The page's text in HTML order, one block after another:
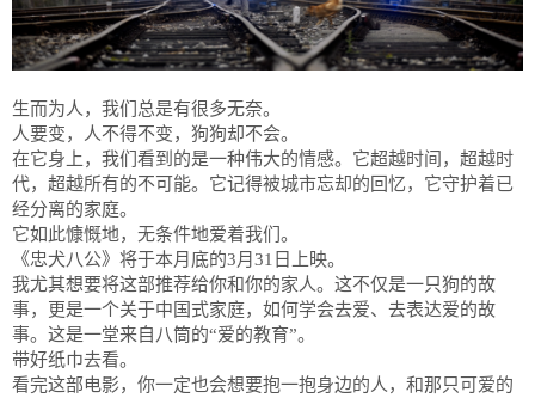
生而为人，我们总是有很多无奈。
人要变，人不得不变，狗狗却不会。
在它身上，我们看到的是一种伟大的情感。它超越时间，超越时
代，超越所有的不可能。它记得被城市忘却的回忆，它守护着已
经分离的家庭。
它如此慷慨地，无条件地爱着我们。
《忠犬八公》将于本月底的3月31日上映。
我尤其想要将这部推荐给你和你的家人。这不仅是一只狗的故
事，更是一个关于中国式家庭，如何学会去爱、去表达爱的故
事。这是一堂来自八筒的“爱的教育”。
带好纸巾去看。
看完这部电影，你一定也会想要抱一抱身边的人，和那只可爱的